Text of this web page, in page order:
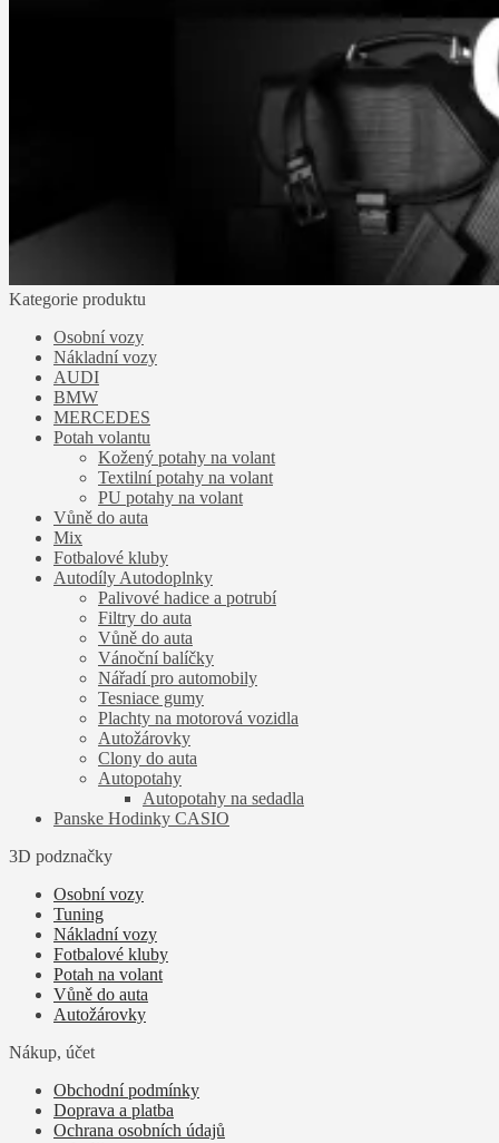
Kategorie produktu
Osobní vozy
Nákladní vozy
AUDI
BMW
MERCEDES
Potah volantu
Kožený potahy na volant
Textilní potahy na volant
PU potahy na volant
Vůně do auta
Mix
Fotbalové kluby
Autodíly Autodoplnky
Palivové hadice a potrubí
Filtry do auta
Vůně do auta
Vánoční balíčky
Nářadí pro automobily
Tesniace gumy
Plachty na motorová vozidla
Autožárovky
Clony do auta
Autopotahy
Autopotahy na sedadla
Panske Hodinky CASIO
3D podznačky
Osobní vozy
Tuning
Nákladní vozy
Fotbalové kluby
Potah na volant
Vůně do auta
Autožárovky
Nákup, účet
Obchodní podmínky
Doprava a platba
Ochrana osobních údajů